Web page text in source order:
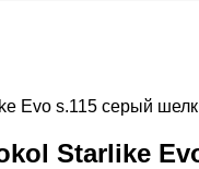
Evo s.115 серый шелк
Starlike